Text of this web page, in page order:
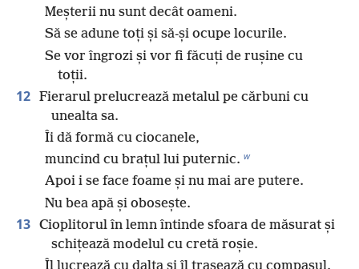
Meșterii nu sunt decât oameni.
Să se adune toți și să-și ocupe locurile.
Se vor îngrozi și vor fi făcuți de rușine cu
toții.
12 Fierarul prelucrează metalul pe cărbuni cu
unealta sa.
Îi dă formă cu ciocanele,
muncind cu brațul lui puternic. w
Apoi i se face foame și nu mai are putere.
Nu bea apă și obosește.
13 Cioplitorul în lemn întinde sfoara de măsurat și
schițează modelul cu cretă roșie.